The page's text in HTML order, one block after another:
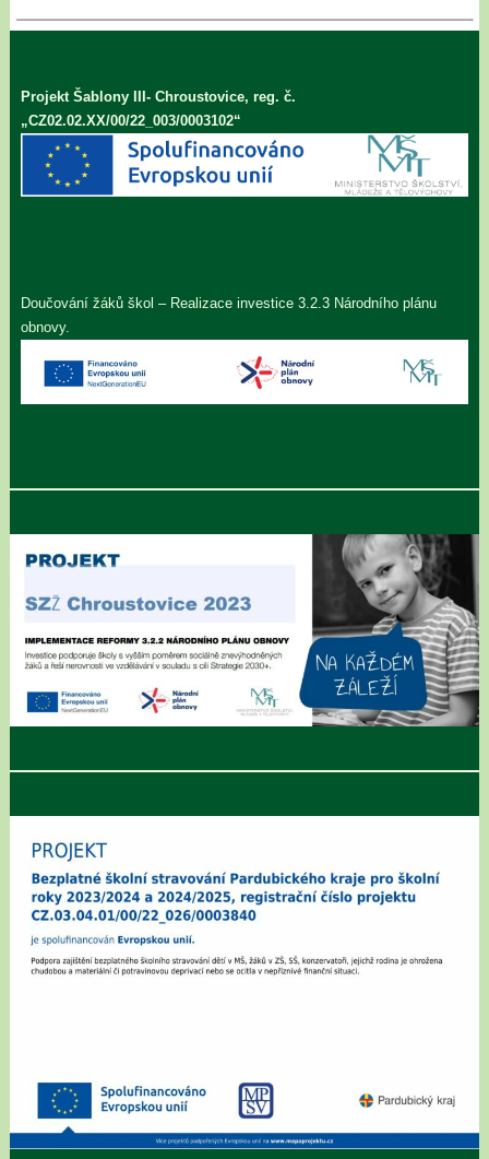
Projekt Šablony III- Chroustovice, reg. č.
„CZ02.02.XX/00/22_003/0003102“
Doučování žáků škol – Realizace investice 3.2.3 Národního plánu
obnovy.